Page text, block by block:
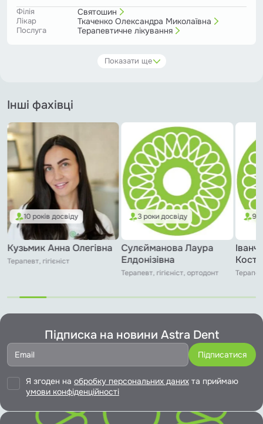
Філія Святошин
Лікар Ткаченко Олександра Миколаївна
Послуга Терапевтичне лікування
Показати ще
Інші фахівці
10 років досвіду
Кузьмик Анна Олегівна
Терапевт, гігієніст
3 роки досвіду
Сулєйманова Лаура
Елдонізівна
Терапевт, гігієніст, ортодонт
9
Підписка на новини Astra Dent
Я згоден на обробку персональних даних та приймаю
умови конфіденційності